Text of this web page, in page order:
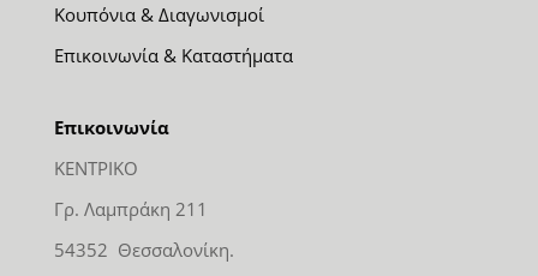
Κουπόνια & Διαγωνισμοί
Επικοινωνία & Καταστήματα
Επικοινωνία
ΚΕΝΤΡΙΚΟ
Γρ. Λαμπράκη 211
54352 Θεσσαλονίκη.